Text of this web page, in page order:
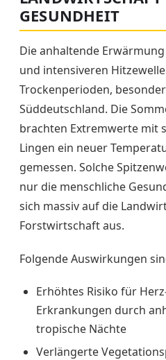
GESUNDHEIT
Die anhaltende
und intensiveren
Trockenperioden,
Süddeutschland. Die
brachten Extremwerte mit
Lingen ein neuer
gemessen. Solche
nur die menschliche
sich massiv auf die
Forstwirtschaft aus.
Folgende Auswirkungen
Erhöhtes Risiko für
Erkrankungen durch
tropische Nächte
Verlängerte